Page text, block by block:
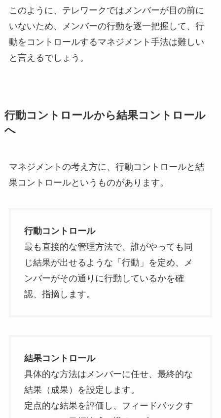
このように、テレワークではメンバーが目の前に
いないため、メンバーの行動を逐一把握して、行
動をコントロールするマネジメント手法は難しい
と言えるでしょう。
行動コントロールから結果コントロール
へ
マネジメントの考え方に、行動コントロールと結
果コントロールというものがあります。
行動コントロール
最も直接的な管理方法で、誰がやっても同
じ結果が出せるような「行動」を定め、メ
ンバーがその通りに行動しているかを確
認、指摘します。
結果コントロール
具体的な方法はメンバーに任せ、最終的な
結果（成果）を設定します。
定点的な結果を評価し、フィードバックす